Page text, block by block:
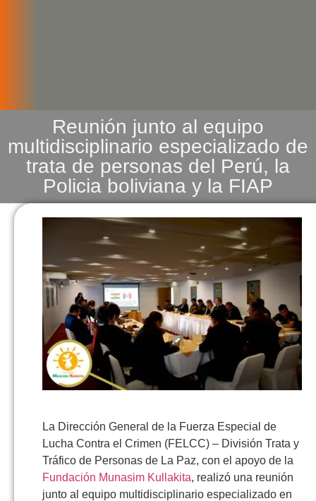
Reunión junto al equipo
multidisciplinario especializado de
trata de personas del Perú, la
Policia boliviana y la FIAP
La Dirección General de la Fuerza Especial de
Lucha Contra el Crimen (FELCC) – División Trata y
Tráfico de Personas de La Paz, con el apoyo de la
Fundación Munasim Kullakita, realizó una reunión
junto al equipo multidisciplinario especializado en